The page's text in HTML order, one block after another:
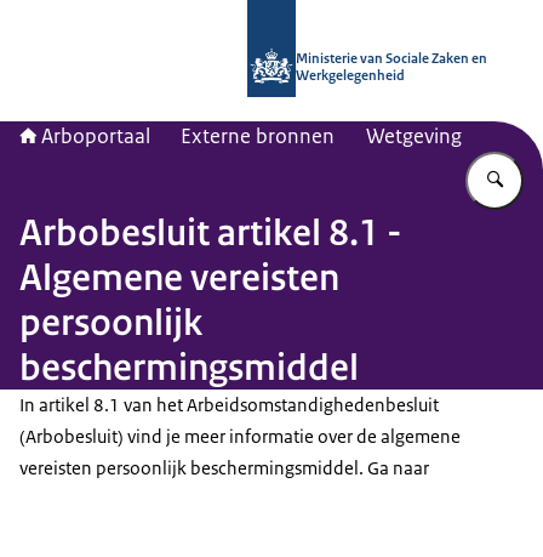
Ministerie van Sociale Zaken en
Werkgelegenheid
Arboportaal Externe bronnen Wetgeving
Arbobesluit artikel 8.1 -
Algemene vereisten
persoonlijk
beschermingsmiddel
In artikel 8.1 van het Arbeidsomstandighedenbesluit
(Arbobesluit) vind je meer informatie over de algemene
vereisten persoonlijk beschermingsmiddel. Ga naar